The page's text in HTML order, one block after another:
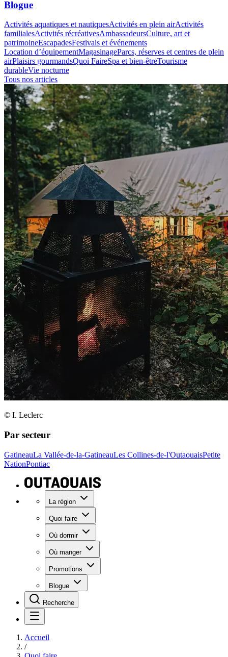
Blogue
Activités aquatiques et nautiquesActivités en plein airActivités
familialesActivités récréativesAmbassadeursCulture, art et
patrimoineEscapadesFestivals et événements
Location d’équipementMagasinageParcs, réserves et centres de plein
airPlaisirs gourmandsQuoi FaireSpa et bien-êtreTourisme
durableVie nocturne
Tous nos articles
© I. Leclerc
Par secteur
GatineauLa Vallée-de-la-GatineauLes Collines-de-l'OutaouaisPetite
NationPontiac
La région
Quoi faire
Où dormir
Où manger
Promotions
Blogue
Recherche
Accueil
/